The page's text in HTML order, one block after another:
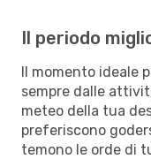
Il periodo
Il momento ideale
sempre dalle
meteo della tua
preferiscono
temono le orde di